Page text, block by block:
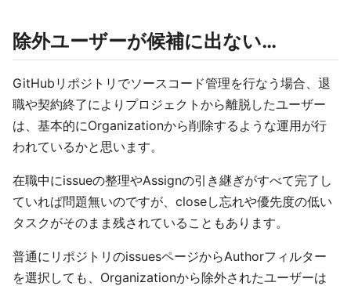
除外ユーザーが候補に出ない…
GitHubリポジトリでソースコード管理を行なう場合、退
職や契約終了によりプロジェクトから離脱したユーザー
は、基本的にOrganizationから削除するような運用が行
われているかと思います。
在職中にissueの整理やAssignの引き継ぎがすべて完了し
ていれば問題無いのですが、closeし忘れや優先度の低い
タスクがそのまま残されていることもあります。
普通にリポジトリのissuesページからAuthorフィルター
を選択しても、Organizationから除外されたユーザーは